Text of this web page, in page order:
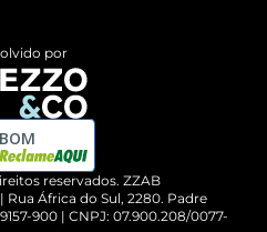
reservados. ZZAB
África do Sul, 2280. Padre
900 | CNPJ: 07.900.208/0077-
por
BOM